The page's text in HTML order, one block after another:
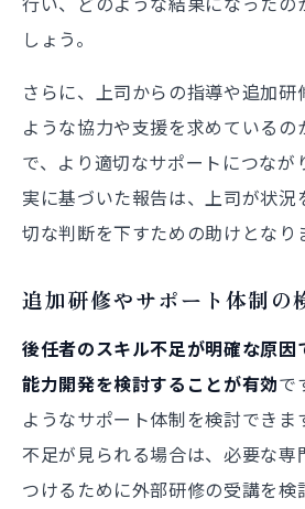
しょう。
さらに、上司からの指導や追加研
ような協力や支援を求めているの
で、より適切なサポートにつなが
実に基づいた報告は、上司が状
切な判断を下すための助けとなり
追加研修やサポート体制の
後任者のスキル不足が明確な原因
能力開発を検討することが有効で
ようなサポート体制を検討できま
不足が見られる場合は、必要な専
つけるために外部研修の受講を検